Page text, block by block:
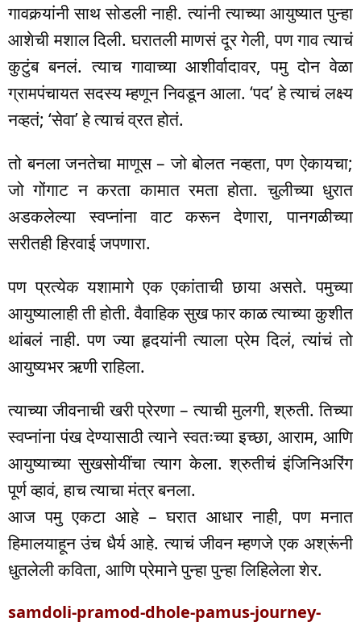
गावकर्‍यांनी साथ सोडली नाही. त्यांनी त्याच्या आयुष्यात पुन्हा
आशेची मशाल दिली. घरातली माणसं दूर गेली, पण गाव त्याचं
कुटुंब बनलं. त्याच गावाच्या आशीर्वादावर, पमु दोन वेळा
ग्रामपंचायत सदस्य म्हणून निवडून आला. ‘पद’ हे त्याचं लक्ष्य
नव्हतं; ‘सेवा’ हे त्याचं व्रत होतं.
तो बनला जनतेचा माणूस – जो बोलत नव्हता, पण ऐकायचा;
जो गोंगाट न करता कामात रमता होता. चुलीच्या धुरात
अडकलेल्या स्वप्नांना वाट करून देणारा, पानगळीच्या
सरीतही हिरवाई जपणारा.
पण प्रत्येक यशामागे एक एकांताची छाया असते. पमुच्या
आयुष्यालाही ती होती. वैवाहिक सुख फार काळ त्याच्या कुशीत
थांबलं नाही. पण ज्या हृदयांनी त्याला प्रेम दिलं, त्यांचं तो
आयुष्यभर ऋणी राहिला.
त्याच्या जीवनाची खरी प्रेरणा – त्याची मुलगी, श्रुती. तिच्या
स्वप्नांना पंख देण्यासाठी त्याने स्वतःच्या इच्छा, आराम, आणि
आयुष्याच्या सुखसोयींचा त्याग केला. श्रुतीचं इंजिनिअरिंग
पूर्ण व्हावं, हाच त्याचा मंत्र बनला.
आज पमु एकटा आहे – घरात आधार नाही, पण मनात
हिमालयाहून उंच धैर्य आहे. त्याचं जीवन म्हणजे एक अश्रूंनी
धुतलेली कविता, आणि प्रेमाने पुन्हा पुन्हा लिहिलेला शेर.
samdoli-pramod-dhole-pamus-journey-